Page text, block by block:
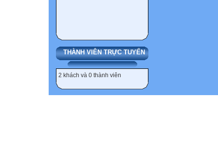
THÀNH VIÊN TRỰC TUYẾN
2 khách và 0 thành viên